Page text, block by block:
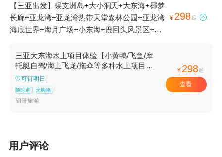
【三亚出发】蜈支洲岛+大小洞天+大东海+椰梦
长廊+亚龙湾+亚龙湾热带天堂森林公园+亚龙湾
海底世界+海月广场+小东海+鹿回头风景区+三
+三亚游艇出海+鹿回头广场+凤凰岛直升机基地
+蜈支洲岛潜水1日游
¥ 298起 
三亚大东海水上项目体验【小黄鸭/飞鱼/摩
托艇自驾/海上飞龙/拖伞等多种水上项目体
验】
可订明日
随时退 无购物
胡哥旅游
¥ 298起
查看
用户评论